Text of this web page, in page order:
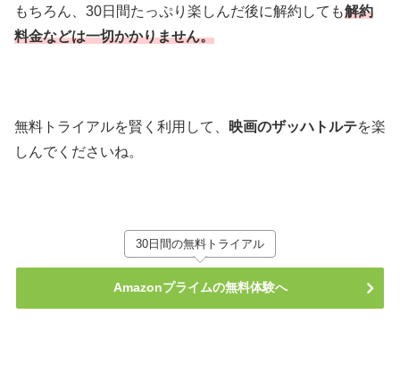
もちろん、30日間たっぷり楽しんだ後に解約しても解約
料金などは一切かかりません。
無料トライアルを賢く利用して、 映画のザッハトルテを楽
しんでくださいね。
30日間の無料トライアル
Amazonプライムの無料体験へ